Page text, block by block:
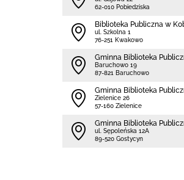
62-010 Pobiedziska
Biblioteka Publiczna w
ul. Szkolna 1
76-251 Kwakowo
Gminna Biblioteka
Baruchowo 19
87-821 Baruchowo
Gminna Biblioteka
Zielenice 26
57-160 Zielenice
Gminna Biblioteka
ul. Sępoleńska 12A
89-520 Gostycyn